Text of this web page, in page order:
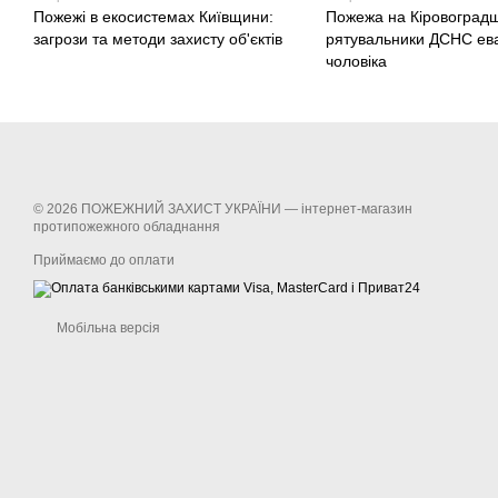
Пожежі в екосистемах Київщини:
загрози та методи захисту об'єктів
Пожежа на
рятувальники ДСНС
чоловіка
© 2026 ПОЖЕЖНИЙ ЗАХИСТ УКРАЇНИ — інтернет-магазин
протипожежного обладнання
Приймаємо до оплати
Мобільна версія